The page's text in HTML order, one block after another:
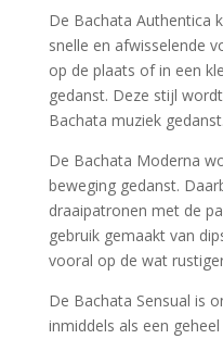
De Bachata Authentica
snelle en afwisselende
op de plaats of in een
gedanst. Deze stijl
Bachata muziek gedanst.
De Bachata Moderna
beweging gedanst.
draaipatronen met de
gebruik gemaakt van
vooral op de wat
De Bachata Sensual is
inmiddels als een